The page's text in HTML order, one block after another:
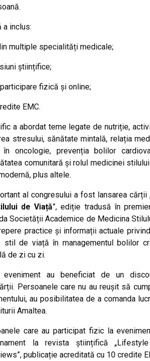
a inclus:
multiple specialități medicale;
științifice;
fizică și online;
EMC.
a abordat teme legate de nutriție,
stresului, sănătate mintală, relația
oncologie, prevenția bolilor
comunitară și rolul medicinei
plus altele.
al congresului a fost lansarea cărții
de Viață”, ediție tradusă în
Societății Academice de Medicina
practice și informații actuale
stil de viață în managementul bolilor
de zi cu zi.
eveniment au beneficiat de un
Persoanele care nu au reușit să
au posibilitatea de a comanda
Amaltea.
care au participat fizic la
la revista științifică
publicație acreditată cu 10 credite